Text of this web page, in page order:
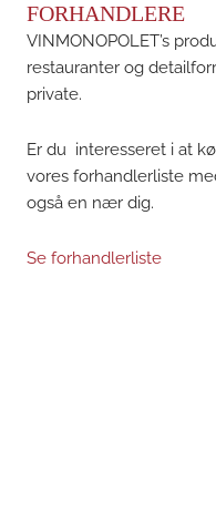
FORHANDLERE
VINMONOPOLET’s
restauranter og
private.
Er du interesseret i at
vores forhandlerliste
også en nær dig.
Se forhandlerliste